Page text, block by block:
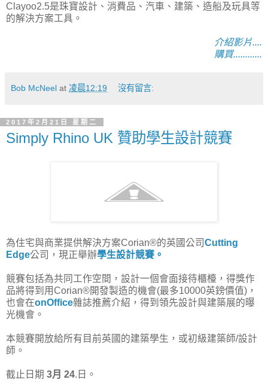
Clayoo2.5是珠寶設計、消費品、汽車、建築、造船及玩具等
的解決方案工具。
介紹影片....
購買............
Bob McNeel at 凌晨12:19 沒有留言:
2017年2月21日 星期二
Simply Rhino UK 贊助學生設計競賽
為住宅與商業提供解決方案Corian®的英國公司 Cutting
Edge公司，現正舉辦學生設計競賽。
競賽包括為共同工作空間，設計一個會面接待櫃檯，得獎作
品將得到用Corian®開發製造的機會(最多10000英鎊價值)，
也會在onOffice雜誌推薦介紹，得到領先設計與建築展的曝
光機會。
本競賽開放給所有目前英國的建築學生，或初級建築師/設計
師 。
截止日期 3月 24.日。